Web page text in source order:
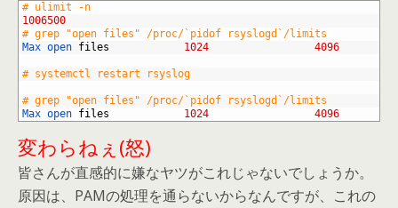
# ulimit -n
1006500
# grep "open files" /proc/`pidof rsyslogd`/limits
Max open files 1024 4096
# systemctl restart rsyslog
# grep "open files" /proc/`pidof rsyslogd`/limits
Max open files 1024 4096
変わらねぇ(怒)
皆さんが直感的に嫌なヤツがこれじゃないでしょうか。
原因は、PAMの処理を通らないからなんですが、これの